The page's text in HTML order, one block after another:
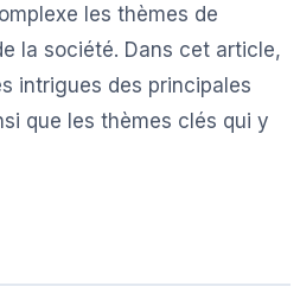
les thèmes de
la société. Dans cet article,
intrigues des principales
que les thèmes clés qui y